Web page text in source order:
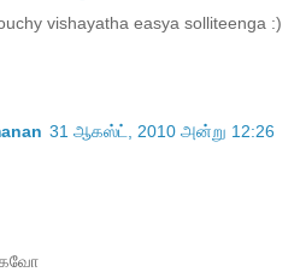
vishayatha easya solliteenga :)
31 ஆகஸ்ட், 2010 அன்று 12:26